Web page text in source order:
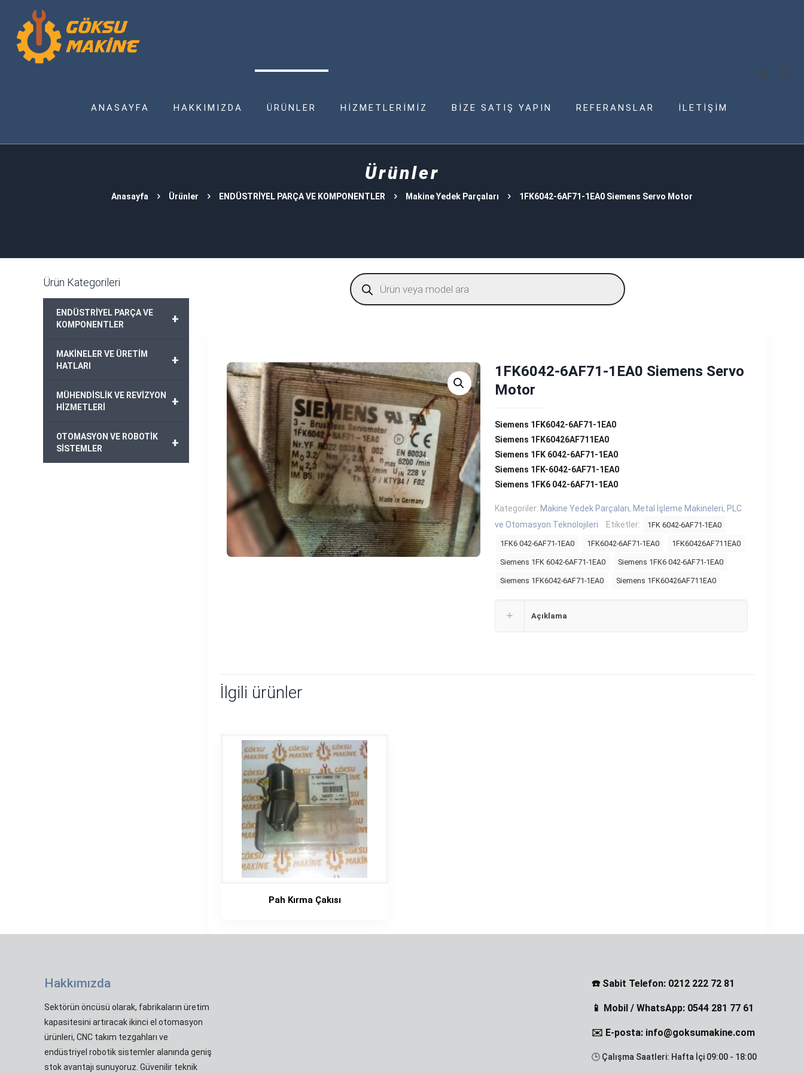
ANASAYFA HAKKIMIZDA ÜRÜNLER HİZMETLERİMİZ BİZE SATIŞ YAPIN REFERANSLAR İLETİŞİM
Ürünler
Anasayfa Ürünler ENDÜSTRİYEL PARÇA VE KOMPONENTLER Makine Yedek Parçaları 1FK6042-6AF71-1EA0 Siemens Servo Motor
Products
search
1FK6042-6AF71-1EA0 Siemens Servo
Motor
Siemens 1FK6042-6AF71-1EA0
Siemens 1FK60426AF711EA0
Siemens 1FK 6042-6AF71-1EA0
Siemens 1FK-6042-6AF71-1EA0
Siemens 1FK6 042-6AF71-1EA0
Kategoriler: Makine Yedek Parçaları, Metal İşleme Makineleri, PLC
ve Otomasyon Teknolojileri
Etiketler: 1FK 6042-6AF71-1EA0
1FK6 042-6AF71-1EA0 1FK6042-6AF71-1EA0 1FK60426AF711EA0
Siemens 1FK 6042-6AF71-1EA0 Siemens 1FK6 042-6AF71-1EA0
Siemens 1FK6042-6AF71-1EA0 Siemens 1FK60426AF711EA0
Açıklama
İlgili ürünler
Pah Kırma Çakısı
Ürün Kategorileri
+
ENDÜSTRİYEL PARÇA VE
KOMPONENTLER
+
MAKİNELER VE ÜRETİM
HATLARI
+
MÜHENDİSLİK VE REVİZYON
HİZMETLERİ
+
OTOMASYON VE ROBOTİK
SİSTEMLER
Hakkımızda
Sektörün öncüsü olarak, fabrikaların üretim
kapasitesini artıracak ikinci el otomasyon
ürünleri, CNC takım tezgahları ve
endüstriyel robotik sistemler alanında geniş
stok avantajı sunuyoruz. Güvenilir teknik
☎️ Sabit Telefon: 0212 222 72 81
📱 Mobil / WhatsApp: 0544 281 77 61
✉️ E-posta: info@goksumakine.com
🕒 Çalışma Saatleri: Hafta İçi 09:00 - 18:00